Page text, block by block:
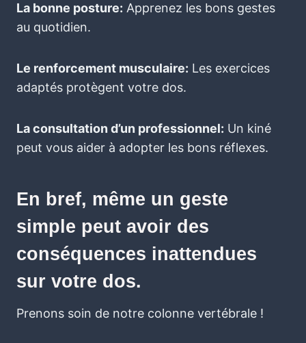
La bonne posture: Apprenez les bons gestes
au quotidien.
Le renforcement musculaire: Les exercices
adaptés protègent votre dos.
La consultation d’un professionnel: Un kiné
peut vous aider à adopter les bons réflexes.
En bref, même un geste
simple peut avoir des
conséquences inattendues
sur votre dos.
Prenons soin de notre colonne vertébrale !